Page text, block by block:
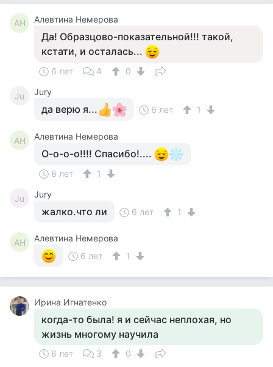
АН Алевтина Немерова
Да! Образцово-показательной!!! такой,
кстати, и осталась...
6 лет 4 0
Ju Jury
да верю я... 6 лет 1
АН Алевтина Немерова
О-о-о-о!!!! Спасибо!....
6 лет 1
Ju Jury
жалко.что ли 6 лет 1
АН
Алевтина Немерова
6 лет
1
Ирина Игнатенко
когда-то была! я и сейчас неплохая, но
жизнь многому научила
6 лет 3
0